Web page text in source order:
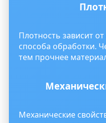
Плотность зависит
способа обработки.
тем прочнее
Механические